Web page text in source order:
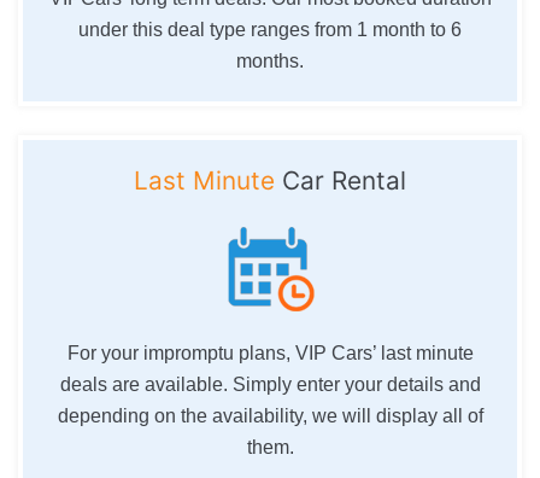
under this deal type ranges from 1 month to 6
months.
Last Minute Car Rental
For your impromptu plans, VIP Cars’ last minute
deals are available. Simply enter your details and
depending on the availability, we will display all of
them.